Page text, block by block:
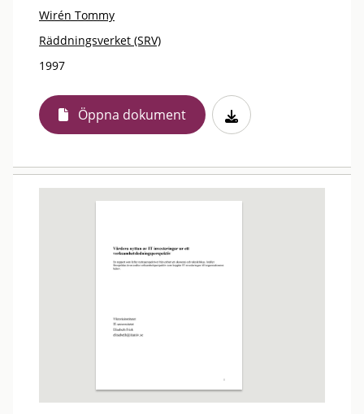
Wirén Tommy
Räddningsverket (SRV)
1997
Öppna dokument